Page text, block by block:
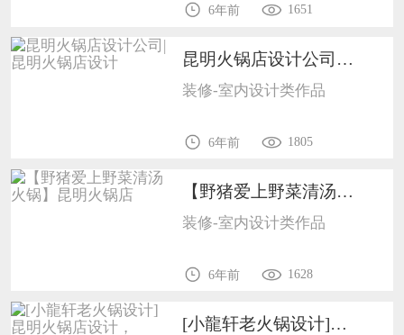
6年前 1651
昆明火锅店设计公司|昆明火锅店设计1702
装修-室内设计类作品
6年前 1805
【野猪爱上野菜清汤火锅】昆明火锅店1702
装修-室内设计类作品
6年前 1628
[小龍轩老火锅设计]昆明火锅店设计，1702